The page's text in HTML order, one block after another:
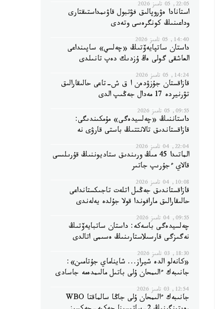
22:05, 05 تامىز 2026
استانادا ەۋروپالىق فۋتبول قاۋىمداستىقتارى
وداعىنىڭ كونگرەسى وتەدى
14:40, 05 تامىز 2026
داستان ساتپايەۆتىڭ «چەلسي» ساپىنداعى
العاشقى گولى ەڭ ۇزدىك دەپ تانىلدى
14:24, 05 تامىز 2026
قازاقستان جۇزۋدەن ا ق ش-تاعى حالىقارالىق
تۋرنيردە 17 مەدال جەڭىپ الدى
09:55, 05 تامىز 2026
داستاننىڭ «چەلسيدەگى» مۇمكىندىگى:
قازاقستاندىق تالانتتىڭ باستى قارۋى نە
22:04, 04 تامىز 2026
الماتىدا 45 مىڭ ورىندىق ستاديوننىڭ قۇرىلىسى
قالاي ءجۇرىپ جاتىر
10:08, 04 تامىز 2026
قازاقستاندىق جەڭىل اتلەت تاجىكستانداعى
حالىقارالىق مارافوندا قولا جۇلدە يەلەندى
09:55, 04 تامىز 2026
چەلسيدەگى باسەكە: داستان ساتبايەۆتىڭ
نەگىزگى قارسىلاستارىنىڭ ەسىمى اتالدى
18:30, 03 تامىز 2026
«كانەلو الدە شيراز... شايناماي جۇتامىن»:
جانىبەك ءالىمحان ۇلى باتىل مالىمدەمە جاسادى
12:54, 03 تامىز 2026
جانىبەك ءالىمحان ۇلى جاڭا سالماقتا WBO